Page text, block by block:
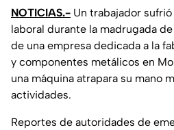
NOTICIAS.- Un trabajador
laboral durante la madrugada
de una empresa dedicada a la
y componentes metálicos en
una máquina atrapara su mano
actividades.
Reportes de autoridades de